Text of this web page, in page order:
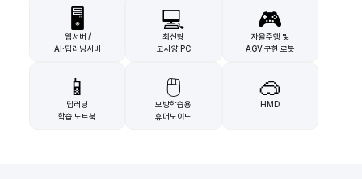
🖥️
웹서버 /
AI·딥러닝서버
💻
최신형
고사양 PC
🎮
자율주행 및
AGV 구현 로봇
📱
딥러닝
학습 노트북
🖱️
모방학습용
휴머노이드
🥽
HMD